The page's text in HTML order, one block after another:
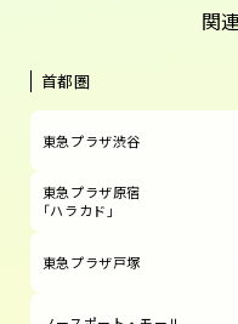
関
首都圏
東急プラザ渋谷
東急プラザ原宿
「ハラカド」
東急プラザ戸塚